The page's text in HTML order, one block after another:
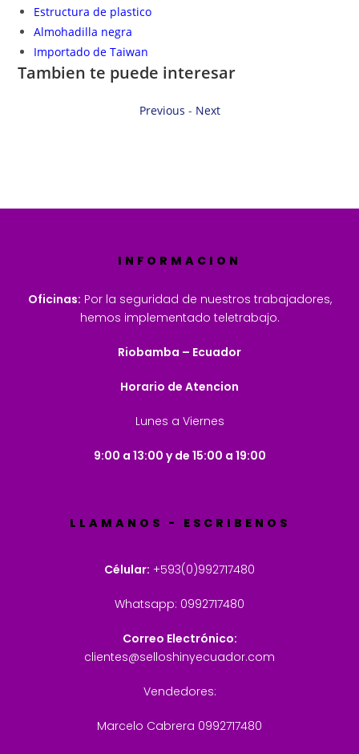
Estructura de plastico
Almohadilla negra
Importado de Taiwan
Tambien te puede interesar
Previous - Next
INFORMACION
Oficinas: Por la seguridad de nuestros trabajadores,
hemos implementado teletrabajo.
Riobamba – Ecuador
Horario de Atencion
Lunes a Viernes
9:00 a 13:00 y de 15:00 a 19:00
LLAMANOS - ESCRIBENOS
Célular: +593(0)992717480
Whatsapp: 0992717480
Correo Electrónico:
clientes@selloshinyecuador.com
Vendedores:
Marcelo Cabrera 0992717480